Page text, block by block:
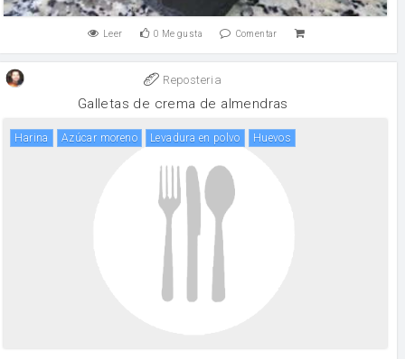
Leer 0 Me gusta Comentar
Reposteria
Galletas de crema de almendras
harina Azúcar moreno levadura en polvo huevos